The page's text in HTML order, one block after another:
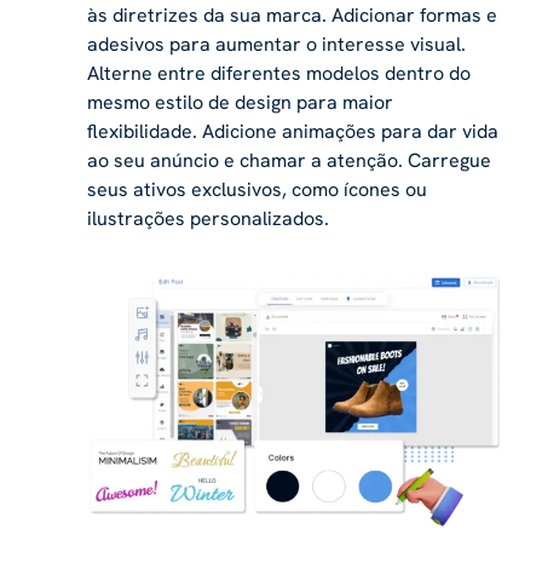
às diretrizes da sua marca. Adicionar formas e
adesivos para aumentar o interesse visual.
Alterne entre diferentes modelos dentro do
mesmo estilo de design para maior
flexibilidade. Adicione animações para dar vida
ao seu anúncio e chamar a atenção. Carregue
seus ativos exclusivos, como ícones ou
ilustrações personalizados.